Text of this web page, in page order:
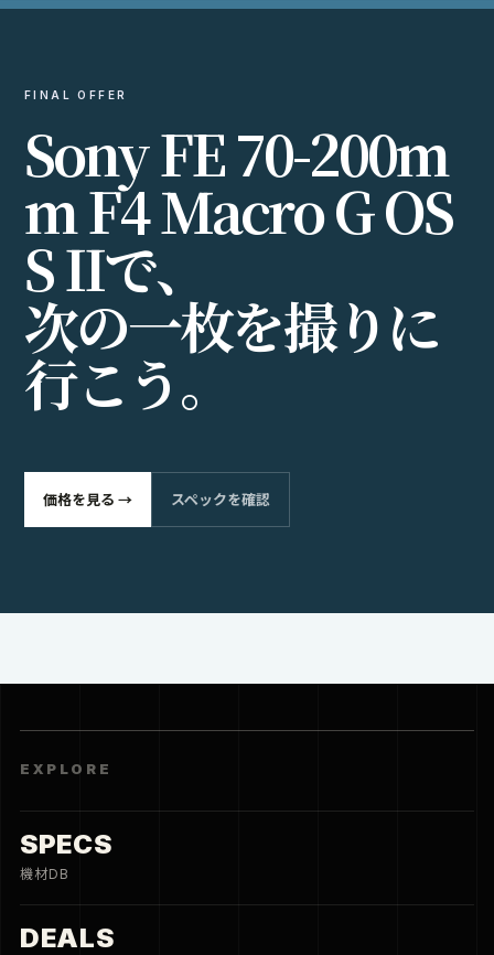
FINAL OFFER
SonyFE70-200m
mF4MacroGOS
SIIで、
次の一枚を撮りに
行こう。
価格を見る → スペックを確認
EXPLORE
SPECS
機材DB
DEALS